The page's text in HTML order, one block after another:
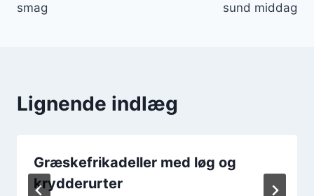
smag
sund middag
Lignende indlæg
Græskefrikadeller med løg og
krydderurter